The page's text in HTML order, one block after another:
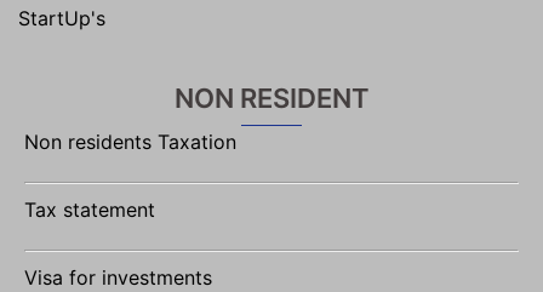
StartUp's
NON RESIDENT
Non residents Taxation
Tax statement
Visa for investments